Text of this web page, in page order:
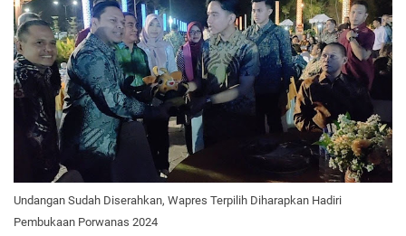
Undangan Sudah Diserahkan, Wapres Terpilih Diharapkan Hadiri
Pembukaan Porwanas 2024